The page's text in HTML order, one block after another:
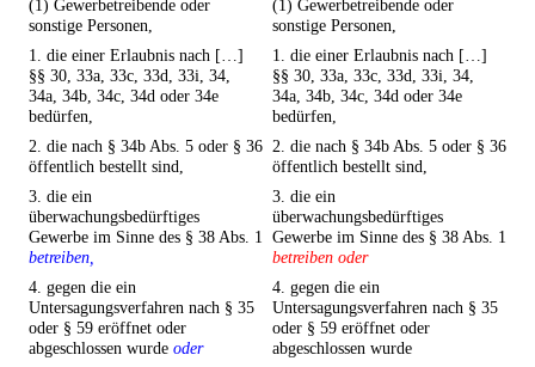
(1) Gewerbetreibende oder
sonstige Personen,
(1) Gewerbetreibende oder
sonstige Personen,
1. die einer Erlaubnis nach […]
§§ 30, 33a, 33c, 33d, 33i, 34,
34a, 34b, 34c, 34d oder 34e
bedürfen,
1. die einer Erlaubnis nach […]
§§ 30, 33a, 33c, 33d, 33i, 34,
34a, 34b, 34c, 34d oder 34e
bedürfen,
2. die nach § 34b Abs. 5 oder § 36
öffentlich bestellt sind,
2. die nach § 34b Abs. 5 oder § 36
öffentlich bestellt sind,
3. die ein
überwachungsbedürftiges
Gewerbe im Sinne des § 38 Abs. 1
betreiben,
3. die ein
überwachungsbedürftiges
Gewerbe im Sinne des § 38 Abs. 1
betreiben oder
4. gegen die ein
Untersagungsverfahren nach § 35
oder § 59 eröffnet oder
abgeschlossen wurde oder
4. gegen die ein
Untersagungsverfahren nach § 35
oder § 59 eröffnet oder
abgeschlossen wurde